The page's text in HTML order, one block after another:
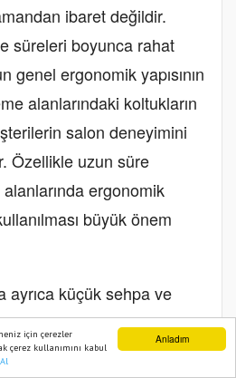
Anladım
için çerezler
çerez kullanımını kabul
ibaret değildir.
süreleri boyunca rahat
genel ergonomik yapısının
alanlarındaki koltukların
salon deneyimini
Özellikle uzun süre
ergonomik
büyük önem
ayrıca küçük sehpa ve
müşterilerin
rahatlatıcı